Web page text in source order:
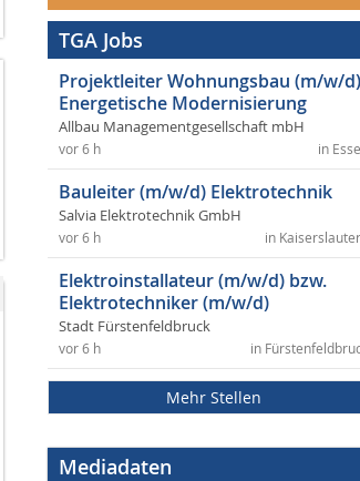
TGA Jobs
Projektleiter Wohnungsbau (m/w/d)
Energetische Modernisierung
Allbau Managementgesellschaft mbH
in
vor 6 h
Bauleiter (m/w/d) Elektrotechnik
Salvia Elektrotechnik GmbH
in
vor 6 h
Elektroinstallateur (m/w/d) bzw.
Elektrotechniker (m/w/d)
Stadt Fürstenfeldbruck
in
vor 6 h
Mehr Stellen
Mediadaten